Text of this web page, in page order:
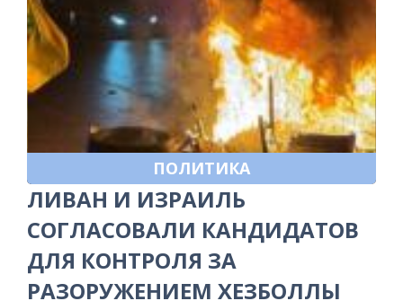
ПОЛИТИКА
ЛИВАН И ИЗРАИЛЬ
СОГЛАСОВАЛИ КАНДИДАТОВ
ДЛЯ КОНТРОЛЯ ЗА
РАЗОРУЖЕНИЕМ ХЕЗБОЛЛЫ